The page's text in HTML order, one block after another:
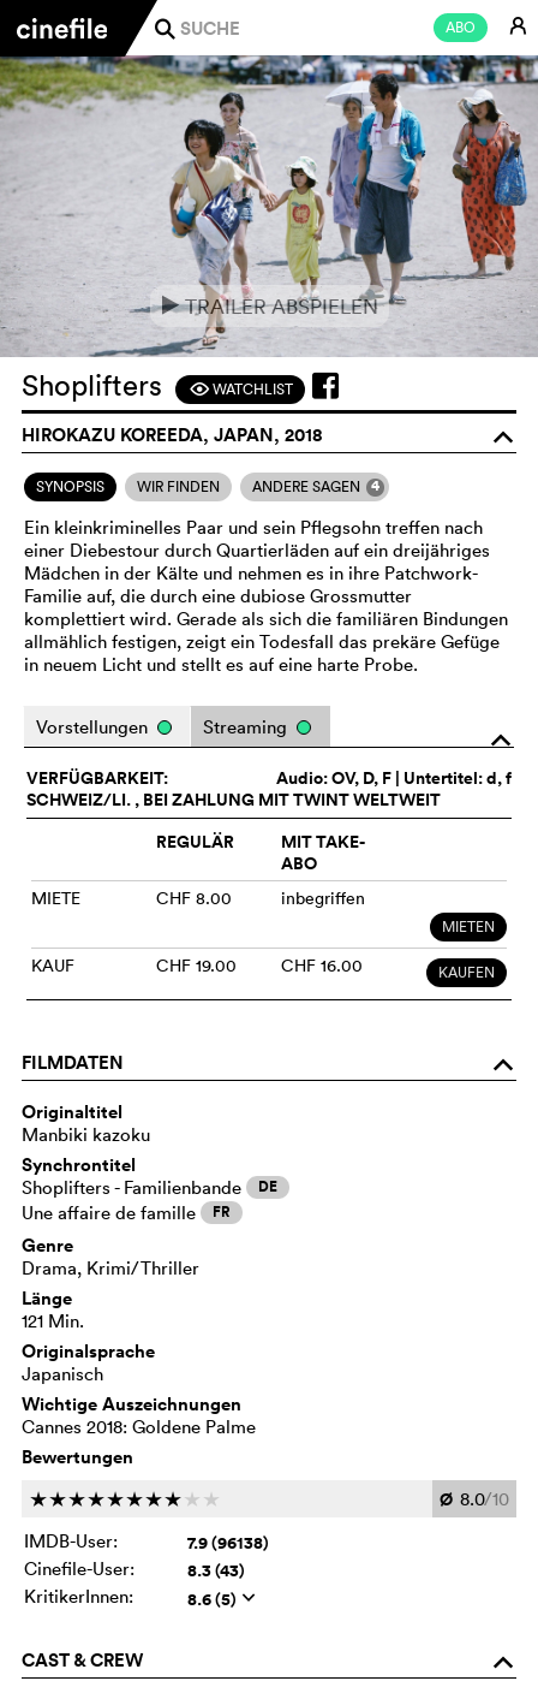
ABO E
j
eTRAILER ABSPIELEN
Shoplifters FWATCHLIST
HIROKAZU KOREEDA, JAPAN, 2018 o
SYNOPSIS WIR FINDEN ANDERE SAGEN 4
Ein kleinkriminelles Paar und sein Pflegsohn treffen nach
einer Diebestour durch Quartierläden auf ein dreijähriges
Mädchen in der Kälte und nehmen es in ihre Patchwork-
Familie auf, die durch eine dubiose Grossmutter
komplettiert wird. Gerade als sich die familiären Bindungen
allmählich festigen, zeigt ein Todesfall das prekäre Gefüge
in neuem Licht und stellt es auf eine harte Probe.
o
Vorstellungen Streaming
Audio:OV, D, F | Untertitel: d, f
VERFÜGBARKEIT:
SCHWEIZ/LI. , BEI ZAHLUNG MIT TWINT WELTWEIT
REGULÄR
MIT TAKE-
ABO
MIETE CHF 8.00 inbegriffen
MIETEN
KAUF CHF 19.00 CHF 16.00 KAUFEN
FILMDATEN o
Originaltitel
Manbiki kazoku
Synchrontitel
Shoplifters - Familienbande DE
Une affaire de famille FR
Genre
Drama, Krimi/Thriller
Länge
121 Min.
Originalsprache
Japanisch
Wichtige Auszeichnungen
Cannes 2018: Goldene Palme
Bewertungen
cccccccc c c Ø 8.0/10
IMDB-User:
7.9 (96138)
Cinefile-User: 8.3 (43)
KritikerInnen: 8.6 (5) q
CAST & CREW o